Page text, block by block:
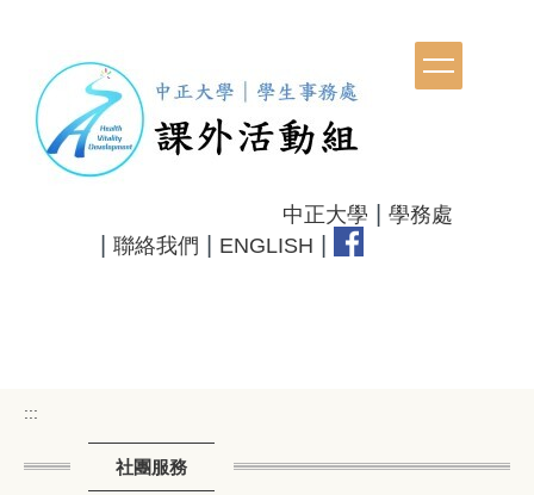
中正大學 學務處
聯絡我們 ENGLISH
:::
社團服務